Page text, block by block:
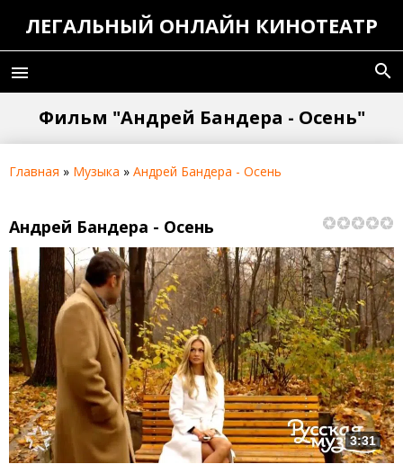
ЛЕГАЛЬНЫЙ ОНЛАЙН КИНОТЕАТР
menu search
Фильм "Андрей Бандера - Осень"
Главная » Музыка » Андрей Бандера - Осень
Андрей Бандера - Осень
3:31